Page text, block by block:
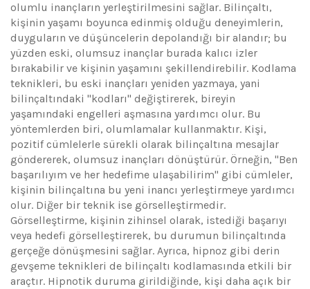
olumlu inançların yerleştirilmesini sağlar. Bilinçaltı,
kişinin yaşamı boyunca edinmiş olduğu deneyimlerin,
duyguların ve düşüncelerin depolandığı bir alandır; bu
yüzden eski, olumsuz inançlar burada kalıcı izler
bırakabilir ve kişinin yaşamını şekillendirebilir. Kodlama
teknikleri, bu eski inançları yeniden yazmaya, yani
bilinçaltındaki "kodları" değiştirerek, bireyin
yaşamındaki engelleri aşmasına yardımcı olur. Bu
yöntemlerden biri, olumlamalar kullanmaktır. Kişi,
pozitif cümlelerle sürekli olarak bilinçaltına mesajlar
göndererek, olumsuz inançları dönüştürür. Örneğin, "Ben
başarılıyım ve her hedefime ulaşabilirim" gibi cümleler,
kişinin bilinçaltına bu yeni inancı yerleştirmeye yardımcı
olur. Diğer bir teknik ise görselleştirmedir.
Görselleştirme, kişinin zihinsel olarak, istediği başarıyı
veya hedefi görselleştirerek, bu durumun bilinçaltında
gerçeğe dönüşmesini sağlar. Ayrıca, hipnoz gibi derin
gevşeme teknikleri de bilinçaltı kodlamasında etkili bir
araçtır. Hipnotik duruma girildiğinde, kişi daha açık bir